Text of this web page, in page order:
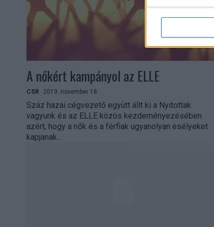
A nőkért kampányol az ELLE
CSR 2019. november 18.
Száz hazai cégvezető együtt állt ki a Nyitottak
vagyunk és az ELLE közös kezdeményezésében
azért, hogy a nők és a férfiak ugyanolyan esélyeket
kapjanak...